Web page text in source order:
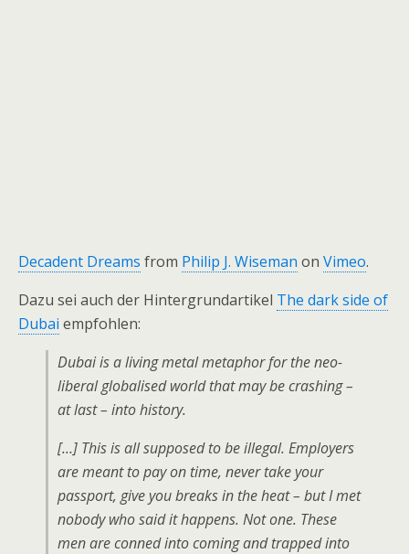
Decadent Dreams from Philip J. Wiseman on Vimeo.
Dazu sei auch der Hintergrundartikel The dark side of
Dubai empfohlen:
Dubai is a living metal metaphor for the neo-
liberal globalised world that may be crashing –
at last – into history.
[…] This is all supposed to be illegal. Employers
are meant to pay on time, never take your
passport, give you breaks in the heat – but I met
nobody who said it happens. Not one. These
men are conned into coming and trapped into